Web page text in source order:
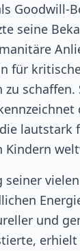
Goodwill-
seine
für
zu
lautstark
Kindern
seiner
und
erhielt